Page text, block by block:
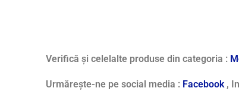
Verifică și celelalte produse din categoria :
Urmărește-ne pe social media : Facebook ,